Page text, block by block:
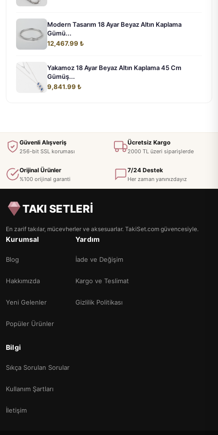
Modern Tasarım 18 Ayar Beyaz Altın Kaplama
Gümü...
12,467.99 ₺
Yakamoz 18 Ayar Beyaz Altın Kaplama 45 Cm
Gümüş...
9,841.99 ₺
Güvenli Alışveriş
256-bit SSL koruması
Ücretsiz Kargo
2000 TL üzeri siparişlerde
Orijinal Ürünler
%100 orijinal garanti
7/24 Destek
Her zaman yanınızdayız
TAKI SETLERİ
En zarif takılar, mücevherler ve aksesuarlar. TakiSet.com güvencesiyle.
Kurumsal
Blog
Hakkımızda
Yeni Gelenler
Popüler Ürünler
Yardım
İade ve Değişim
Kargo ve Teslimat
Gizlilik Politikası
Bilgi
Sıkça Sorulan Sorular
Kullanım Şartları
İletişim